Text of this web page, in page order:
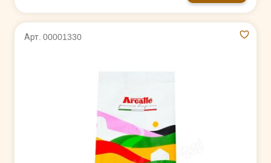
Арт. 00001330